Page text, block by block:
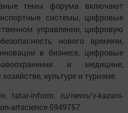
темы форума включают
системы, цифровые
управлении, цифровую
нового времени,
в бизнесе, цифровые
и медицине,
культуре и туризме.
tatar-inform. ru/news/v-kazani-
artscience-5949757